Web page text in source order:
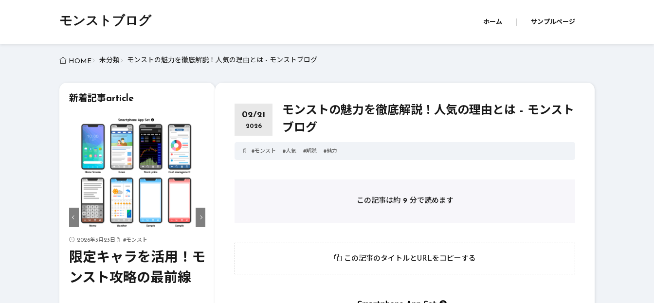
モンストブログ ホーム サンプルページ
HOME 未分類 モンストの魅力を徹底解説！人気の理由とは - モンストブログ
新着記事article
2026年3月23日 #モンスト
限定キャラを活用！モ
ンスト攻略の最前線
モンスト攻略に役立
つ！おすすめパーティ
絶対に知っておきたい
モンスト攻略テクニッ
ク10選
ガチャ運がアップする
かも？モンストの都市
02/21
2026
モンストの魅力を徹底解説！人気の理由とは - モンスト
ブログ
#モンスト #人気 #解説 #魅力
この記事は約 9 分で読めます
この記事のタイトルとURLをコピーする